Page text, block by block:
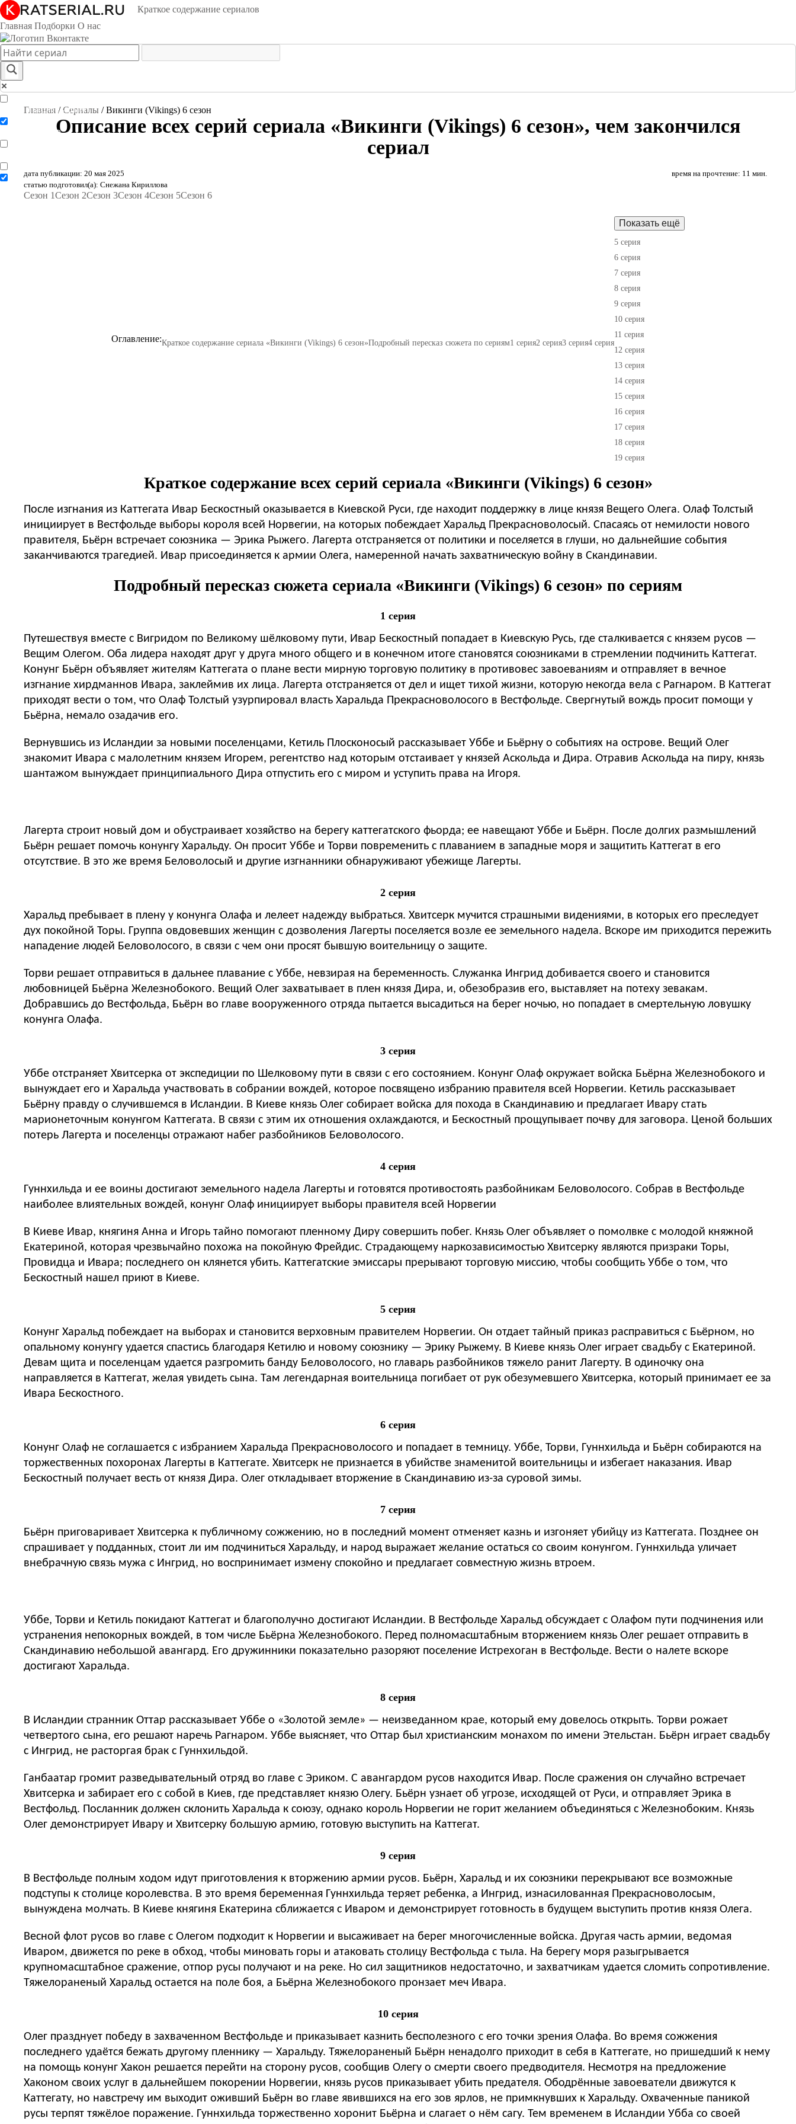
Краткое содержание сериалов
Главная Подборки О нас
Exact matches only
Search in title
Главная /Сериалы /Викинги (Vikings) 6 сезон
Описание всех серий сериала «Викинги (Vikings) 6 сезон», чем закончился
сериал
дата публикации: 20 мая 2025
время на прочтение: 11 мин.
статью подготовил(а): Снежана Кириллова
Сезон 1Сезон 2Сезон 3Сезон 4Сезон 5Сезон 6
Оглавление:Краткое содержание сериала «Викинги (Vikings) 6 сезон»Подробный пересказ сюжета по сериям1 серия2 серия3 серия4 серия
Показать ещё
5 серия
6 серия
7 серия
8 серия
9 серия
10 серия
11 серия
12 серия
13 серия
14 серия
15 серия
16 серия
17 серия
18 серия
19 серия
Краткое содержание всех серий сериала «Викинги (Vikings) 6 сезон»
После изгнания из Каттегата Ивар Бескостный оказывается в Киевской Руси, где находит поддержку в лице князя Вещего Олега. Олаф Толстый
инициирует в Вестфольде выборы короля всей Норвегии, на которых побеждает Харальд Прекрасноволосый. Спасаясь от немилости нового
правителя, Бьёрн встречает союзника — Эрика Рыжего. Лагерта отстраняется от политики и поселяется в глуши, но дальнейшие события
заканчиваются трагедией. Ивар присоединяется к армии Олега, намеренной начать захватническую войну в Скандинавии.
Подробный пересказ сюжета сериала «Викинги (Vikings) 6 сезон» по сериям
1 серия
Путешествуя вместе с Вигридом по Великому шёлковому пути, Ивар Бескостный попадает в Киевскую Русь, где сталкивается с князем русов —
Вещим Олегом. Оба лидера находят друг у друга много общего и в конечном итоге становятся союзниками в стремлении подчинить Каттегат.
Конунг Бьёрн объявляет жителям Каттегата о плане вести мирную торговую политику в противовес завоеваниям и отправляет в вечное
изгнание хирдманнов Ивара, заклеймив их лица. Лагерта отстраняется от дел и ищет тихой жизни, которую некогда вела с Рагнаром. В Каттегат
приходят вести о том, что Олаф Толстый узурпировал власть Харальда Прекрасноволосого в Вестфольде. Свергнутый вождь просит помощи у
Бьёрна, немало озадачив его.
Вернувшись из Исландии за новыми поселенцами, Кетиль Плосконосый рассказывает Уббе и Бьёрну о событиях на острове. Вещий Олег
знакомит Ивара с малолетним князем Игорем, регентство над которым отстаивает у князей Аскольда и Дира. Отравив Аскольда на пиру, князь
шантажом вынуждает принципиального Дира отпустить его с миром и уступить права на Игоря.
Лагерта строит новый дом и обустраивает хозяйство на берегу каттегатского фьорда; ее навещают Уббе и Бьёрн. После долгих размышлений
Бьёрн решает помочь конунгу Харальду. Он просит Уббе и Торви повременить с плаванием в западные моря и защитить Каттегат в его
отсутствие. В это же время Беловолосый и другие изгнанники обнаруживают убежище Лагерты.
2 серия
Харальд пребывает в плену у конунга Олафа и лелеет надежду выбраться. Хвитсерк мучится страшными видениями, в которых его преследует
дух покойной Торы. Группа овдовевших женщин с дозволения Лагерты поселяется возле ее земельного надела. Вскоре им приходится пережить
нападение людей Беловолосого, в связи с чем они просят бывшую воительницу о защите.
Торви решает отправиться в дальнее плавание с Уббе, невзирая на беременность. Служанка Ингрид добивается своего и становится
любовницей Бьёрна Железнобокого. Вещий Олег захватывает в плен князя Дира, и, обезобразив его, выставляет на потеху зевакам.
Добравшись до Вестфольда, Бьёрн во главе вооруженного отряда пытается высадиться на берег ночью, но попадает в смертельную ловушку
конунга Олафа.
3 серия
Уббе отстраняет Хвитсерка от экспедиции по Шелковому пути в связи с его состоянием. Конунг Олаф окружает войска Бьёрна Железнобокого и
вынуждает его и Харальда участвовать в собрании вождей, которое посвящено избранию правителя всей Норвегии. Кетиль рассказывает
Бьёрну правду о случившемся в Исландии. В Киеве князь Олег собирает войска для похода в Скандинавию и предлагает Ивару стать
марионеточным конунгом Каттегата. В связи с этим их отношения охлаждаются, и Бескостный прощупывает почву для заговора. Ценой больших
потерь Лагерта и поселенцы отражают набег разбойников Беловолосого.
4 серия
Гуннхильда и ее воины достигают земельного надела Лагерты и готовятся противостоять разбойникам Беловолосого. Собрав в Вестфольде
наиболее влиятельных вождей, конунг Олаф инициирует выборы правителя всей Норвегии
В Киеве Ивар, княгиня Анна и Игорь тайно помогают пленному Диру совершить побег. Князь Олег объявляет о помолвке с молодой княжной
Екатериной, которая чрезвычайно похожа на покойную Фрейдис. Страдающему наркозависимостью Хвитсерку являются призраки Торы,
Провидца и Ивара; последнего он клянется убить. Каттегатские эмиссары прерывают торговую миссию, чтобы сообщить Уббе о том, что
Бескостный нашел приют в Киеве.
5 серия
Конунг Харальд побеждает на выборах и становится верховным правителем Норвегии. Он отдает тайный приказ расправиться с Бьёрном, но
опальному конунгу удается спастись благодаря Кетилю и новому союзнику — Эрику Рыжему. В Киеве князь Олег играет свадьбу с Екатериной.
Девам щита и поселенцам удается разгромить банду Беловолосого, но главарь разбойников тяжело ранит Лагерту. В одиночку она
направляется в Каттегат, желая увидеть сына. Там легендарная воительница погибает от рук обезумевшего Хвитсерка, который принимает ее за
Ивара Бескостного.
6 серия
Конунг Олаф не соглашается с избранием Харальда Прекрасноволосого и попадает в темницу. Уббе, Торви, Гуннхильда и Бьёрн собираются на
торжественных похоронах Лагерты в Каттегате. Хвитсерк не признается в убийстве знаменитой воительницы и избегает наказания. Ивар
Бескостный получает весть от князя Дира. Олег откладывает вторжение в Скандинавию из-за суровой зимы.
7 серия
Бьёрн приговаривает Хвитсерка к публичному сожжению, но в последний момент отменяет казнь и изгоняет убийцу из Каттегата. Позднее он
спрашивает у подданных, стоит ли им подчиниться Харальду, и народ выражает желание остаться со своим конунгом. Гуннхильда уличает
внебрачную связь мужа с Ингрид, но воспринимает измену спокойно и предлагает совместную жизнь втроем.
Уббе, Торви и Кетиль покидают Каттегат и благополучно достигают Исландии. В Вестфольде Харальд обсуждает с Олафом пути подчинения или
устранения непокорных вождей, в том числе Бьёрна Железнобокого. Перед полномасштабным вторжением князь Олег решает отправить в
Скандинавию небольшой авангард. Его дружинники показательно разоряют поселение Истрехоган в Вестфольде. Вести о налете вскоре
достигают Харальда.
8 серия
В Исландии странник Оттар рассказывает Уббе о «Золотой земле» — неизведанном крае, который ему довелось открыть. Торви рожает
четвертого сына, его решают наречь Рагнаром. Уббе выясняет, что Оттар был христианским монахом по имени Этельстан. Бьёрн играет свадьбу
с Ингрид, не расторгая брак с Гуннхильдой.
Ганбаатар громит разведывательный отряд во главе с Эриком. С авангардом русов находится Ивар. После сражения он случайно встречает
Хвитсерка и забирает его с собой в Киев, где представляет князю Олегу. Бьёрн узнает об угрозе, исходящей от Руси, и отправляет Эрика в
Вестфольд. Посланник должен склонить Харальда к союзу, однако король Норвегии не горит желанием объединяться с Железнобоким. Князь
Олег демонстрирует Ивару и Хвитсерку большую армию, готовую выступить на Каттегат.
9 серия
В Вестфольде полным ходом идут приготовления к вторжению армии русов. Бьёрн, Харальд и их союзники перекрывают все возможные
подступы к столице королевства. В это время беременная Гуннхильда теряет ребенка, а Ингрид, изнасилованная Прекрасноволосым,
вынуждена молчать. В Киеве княгиня Екатерина сближается с Иваром и демонстрирует готовность в будущем выступить против князя Олега.
Весной флот русов во главе с Олегом подходит к Норвегии и высаживает на берег многочисленные войска. Другая часть армии, ведомая
Иваром, движется по реке в обход, чтобы миновать горы и атаковать столицу Вестфольда с тыла. На берегу моря разыгрывается
крупномасштабное сражение, отпор русы получают и на реке. Но сил защитников недостаточно, и захватчикам удается сломить сопротивление.
Тяжелораненый Харальд остается на поле боя, а Бьёрна Железнобокого пронзает меч Ивара.
10 серия
Олег празднует победу в захваченном Вестфольде и приказывает казнить бесполезного с его точки зрения Олафа. Во время сожжения
последнего удаётся бежать другому пленнику — Харальду. Тяжелораненый Бьёрн ненадолго приходит в себя в Каттегате, но пришедший к нему
на помощь конунг Хакон решается перейти на сторону русов, сообщив Олегу о смерти своего предводителя. Несмотря на предложение
Хаконом своих услуг в дальнейшем покорении Норвегии, князь русов приказывает убить предателя. Ободрённые завоеватели движутся к
Каттегату, но навстречу им выходит оживший Бьёрн во главе явившихся на его зов ярлов, не примкнувших к Харальду. Охваченные паникой
русы терпят тяжёлое поражение. Гуннхильда торжественно хоронит Бьёрна и слагает о нём сагу. Тем временем в Исландии Убба со своей